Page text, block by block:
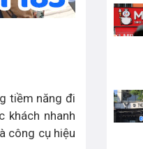
tiềm năng đi
khách nhanh
công cụ hiệu